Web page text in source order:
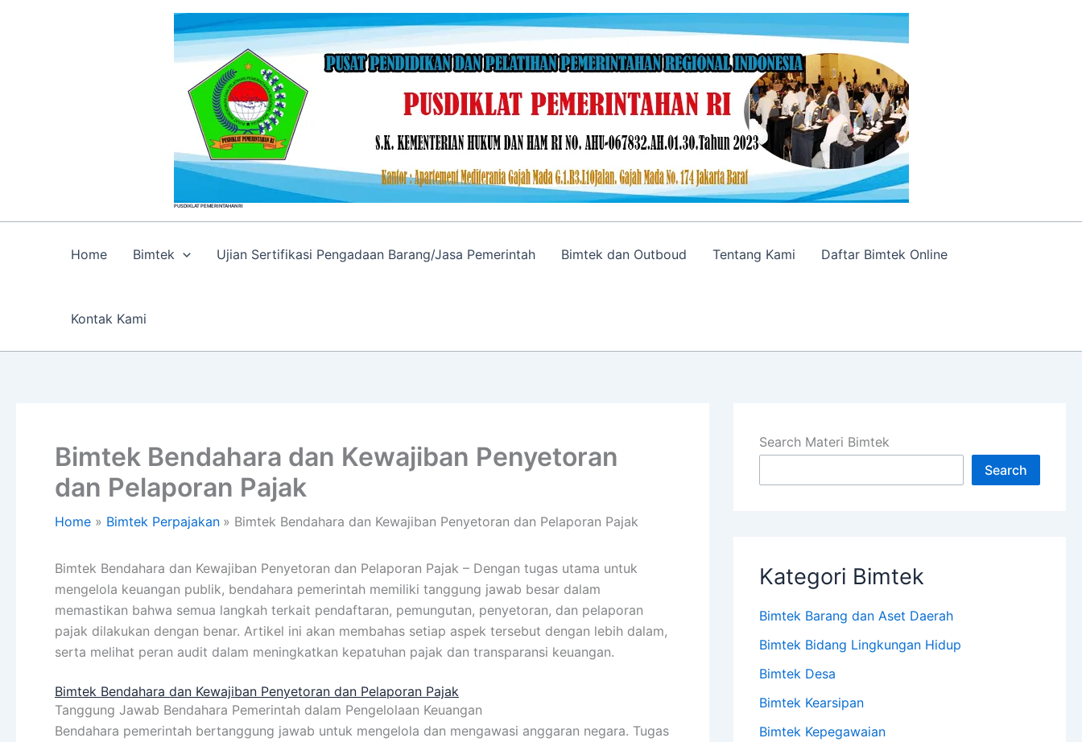
PUSDIKLAT PEMERINTAHAN RI
Home Bimtek Ujian Sertifikasi Pengadaan Barang/Jasa Pemerintah Bimtek dan Outboud Tentang Kami Daftar Bimtek Online
Kontak Kami
Bimtek Bendahara dan Kewajiban Penyetoran
dan Pelaporan Pajak
Home Bimtek Perpajakan Bimtek Bendahara dan Kewajiban Penyetoran dan Pelaporan Pajak
Bimtek Bendahara dan Kewajiban Penyetoran dan Pelaporan Pajak – Dengan tugas utama untuk
mengelola keuangan publik, bendahara pemerintah memiliki tanggung jawab besar dalam
memastikan bahwa semua langkah terkait pendaftaran, pemungutan, penyetoran, dan pelaporan
pajak dilakukan dengan benar. Artikel ini akan membahas setiap aspek tersebut dengan lebih dalam,
serta melihat peran audit dalam meningkatkan kepatuhan pajak dan transparansi keuangan.
Bimtek Bendahara dan Kewajiban Penyetoran dan Pelaporan Pajak
Tanggung Jawab Bendahara Pemerintah dalam Pengelolaan Keuangan
Bendahara pemerintah bertanggung jawab untuk mengelola dan mengawasi anggaran negara. Tugas
Search Materi Bimtek
Search
Kategori Bimtek
Bimtek Barang dan Aset Daerah
Bimtek Bidang Lingkungan Hidup
Bimtek Desa
Bimtek Kearsipan
Bimtek Kepegawaian